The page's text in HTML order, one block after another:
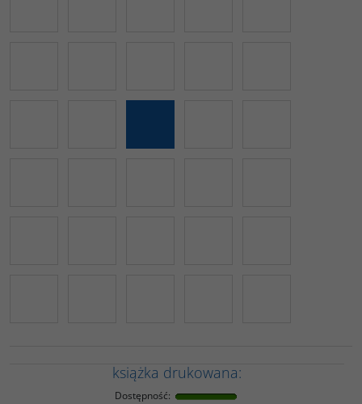
książka drukowana:
Dostępność: